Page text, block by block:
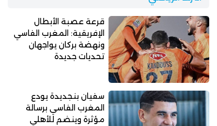
قرعة عصبة الأبطال
الإفريقية: المغرب الفاسي
ونهضة بركان يواجهان
تحديات جديدة
سفيان بنجديدة يودع
المغرب الفاسي برسالة
مؤثرة وينضم للأهلي